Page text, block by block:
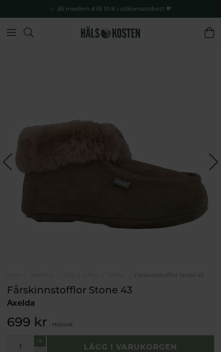
Bli medlem & få 10 % i välkomstrabatt 💚
Fårskinnstofflor Stone 43
Fårskinnstofflor Stone 43
Axelda
699 kr Historik
LÄGG I VARUKORGEN